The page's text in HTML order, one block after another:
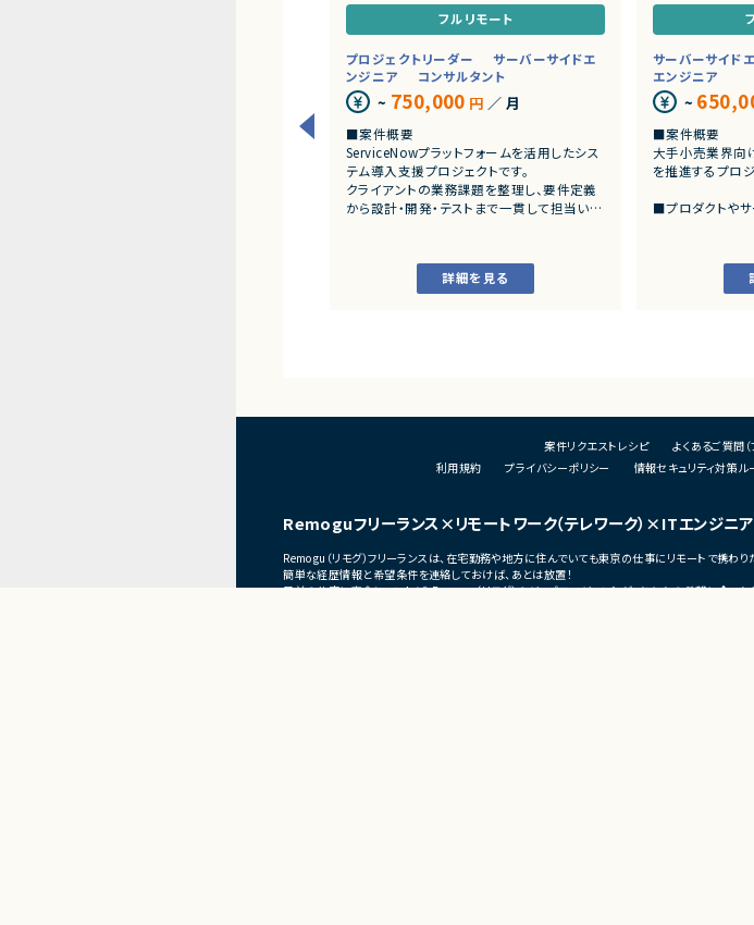
フルリモート
プロジェクトリーダー
サーバーサイドエ
ンジニア
コンサルタント
~ 750,000 円 ／ 月
■案件概要
ServiceNowプラットフォームを活用したシス
テム導入支援プロジェクトです。
クライアントの業務課題を整理し、要件定義
から設計・開発・テストまで一貫して担当いた
・顧客との要件ヒアリングおよび要件定義
ニケーションあり
■募集背景
プロジェクト拡大に伴う増員募集
詳細を見る
サーバーサイド
エンジニア
~
■案件概要
大手小売業界向
を推進するプロジ
■プロダクトや
・既にサービス
・技術課題に対
・ステークホル
■募集背景
集
案件リクエストレシピ よくあるご質問（
利用規約
プライバシーポリシー 情報セキュリティ対策ル
Remoguフリーランス×リモートワーク（テレワーク） ×ITエンジニア
Remogu（リモグ）フリーランスは、在宅勤務や地方に住んでいても東京の仕事にリモートで携わ
簡単な経歴情報と希望条件を連絡しておけば、あとは放置！
目前の仕事に専念していれば、Remogu（リモグ）のジョブエージェントが、あなたの希望に合っ